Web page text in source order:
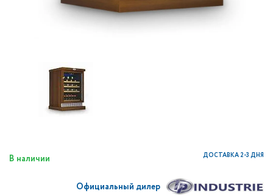
В наличии ДОСТАВКА 2-3 ДНЯ
Официальный дилер